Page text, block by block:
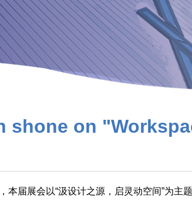
shone on
届展会以“汲设计之源，启灵动空间”为主